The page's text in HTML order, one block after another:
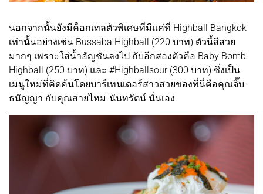
นอกจากนั้นยังมีค็อกเทลตัวพิเศษที่มีแค่ที่ Highball Bangkok
เท่านั้นอย่างเช่น Bussaba Highball (220 บาท) ตัวนี้สีสวย
มากๆ เพราะใส่น้ำอัญชันลงไป กับอีกสองตัวคือ Baby Bomb
Highball (250 บาท) และ #Highballsour (300 บาท) ซึ่งเป็น
เมนูใหม่ที่คิดค้นโดยบาร์เทนเดอร์สาวสวยของที่นี่คือคุณจิ๊บ-
ธนัญญา กับคุณสายไหม-นันทรัตน์ นั่นเอง